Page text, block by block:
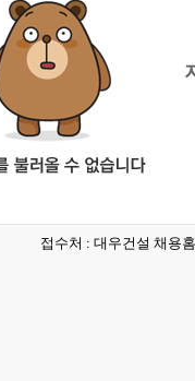
접수처 : 대우건설 채용